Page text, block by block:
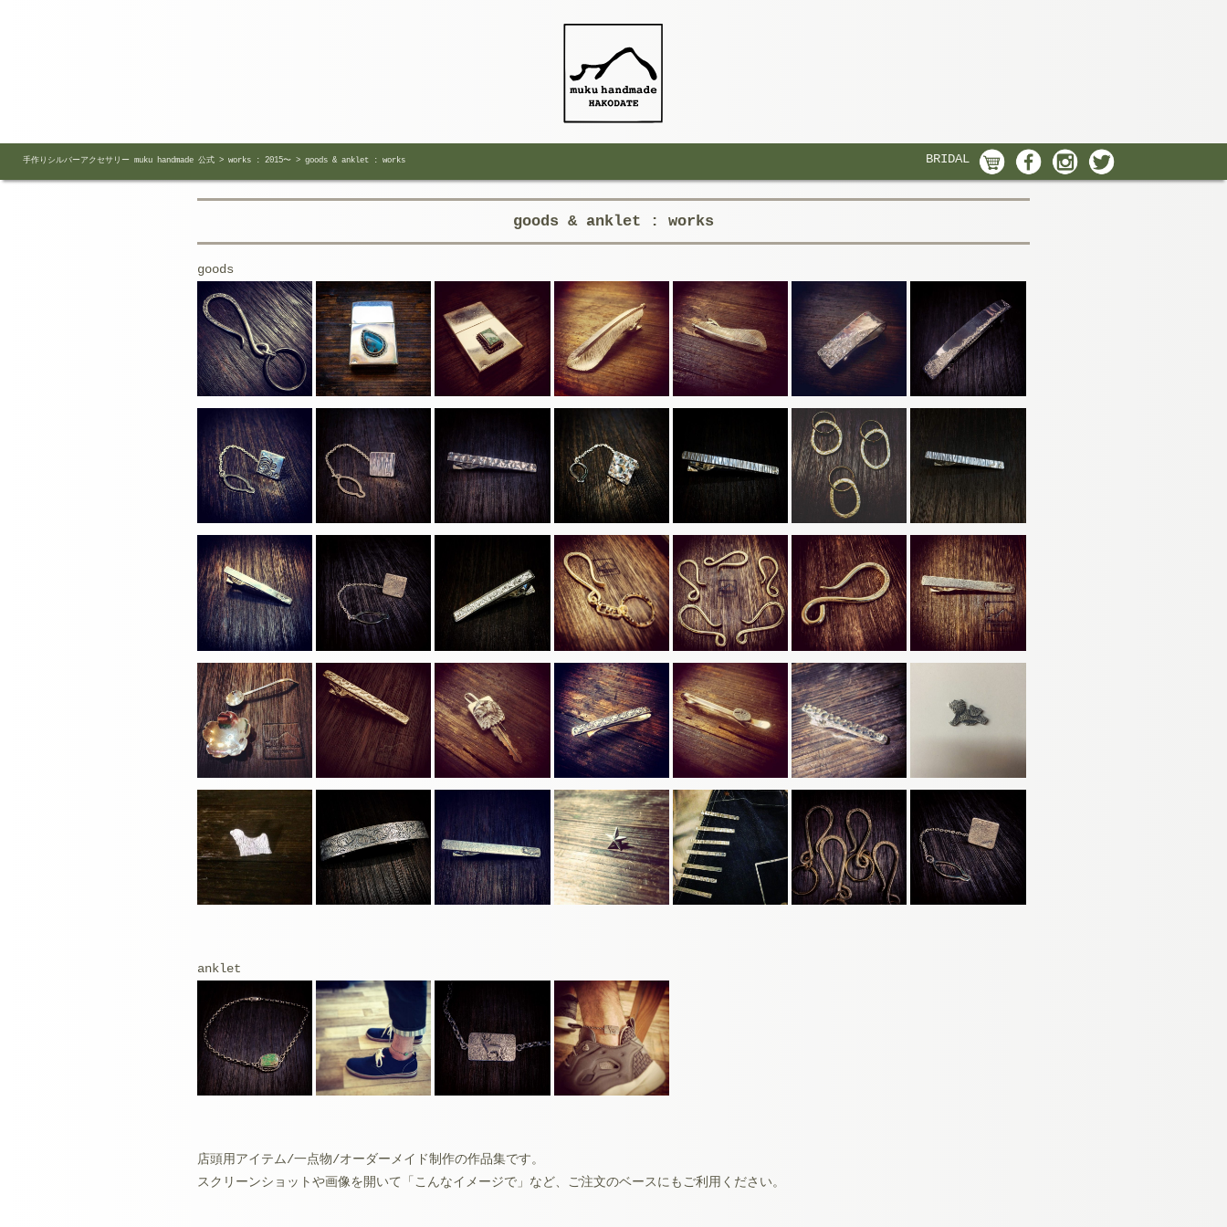
手作りシルバーアクセサリー muku handmade 公式 > works : 2015〜 > goods & anklet : works BRIDAL
goods & anklet : works
goods
anklet
店頭用アイテム/一点物/オーダーメイド制作の作品集です。
スクリーンショットや画像を開いて「こんなイメージで」など、ご注文のベースにもご利用ください。